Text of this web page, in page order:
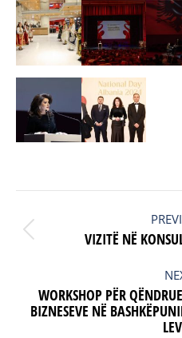
NAVIGATION
VIZITË NË
WORKSHOP PËR
BIZNESEVE NË